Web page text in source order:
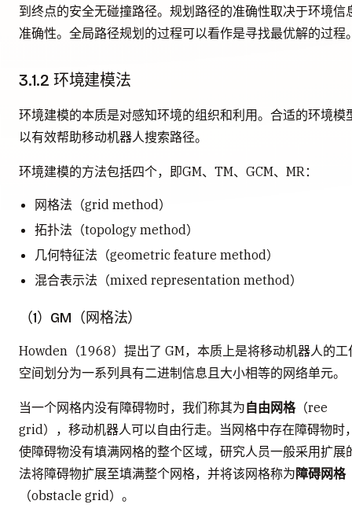
到终点的安全无碰撞路径。规划路径的准确性取决于环境信
准确性。全局路径规划的过程可以看作是寻找最优解的过程
3.1.2 环境建模法
环境建模的本质是对感知环境的组织和利用。合适的环境模
以有效帮助移动机器人搜索路径。
环境建模的方法包括四个，即GM、TM、GCM、MR：
网格法（grid method）
拓扑法（topology method）
几何特征法（geometric feature method）
混合表示法（mixed representation method）
（1）GM（网格法）
Howden（1968）提出了 GM，本质上是将移动机器人的工
空间划分为一系列具有二进制信息且大小相等的网络单元。
当一个网格内没有障碍物时，我们称其为自由网格（ree
grid），移动机器人可以自由行走。当网格中存在障碍物时
使障碍物没有填满网格的整个区域，研究人员一般采用扩展
法将障碍物扩展至填满整个网格，并将该网格称为障碍网格
（obstacle grid）。